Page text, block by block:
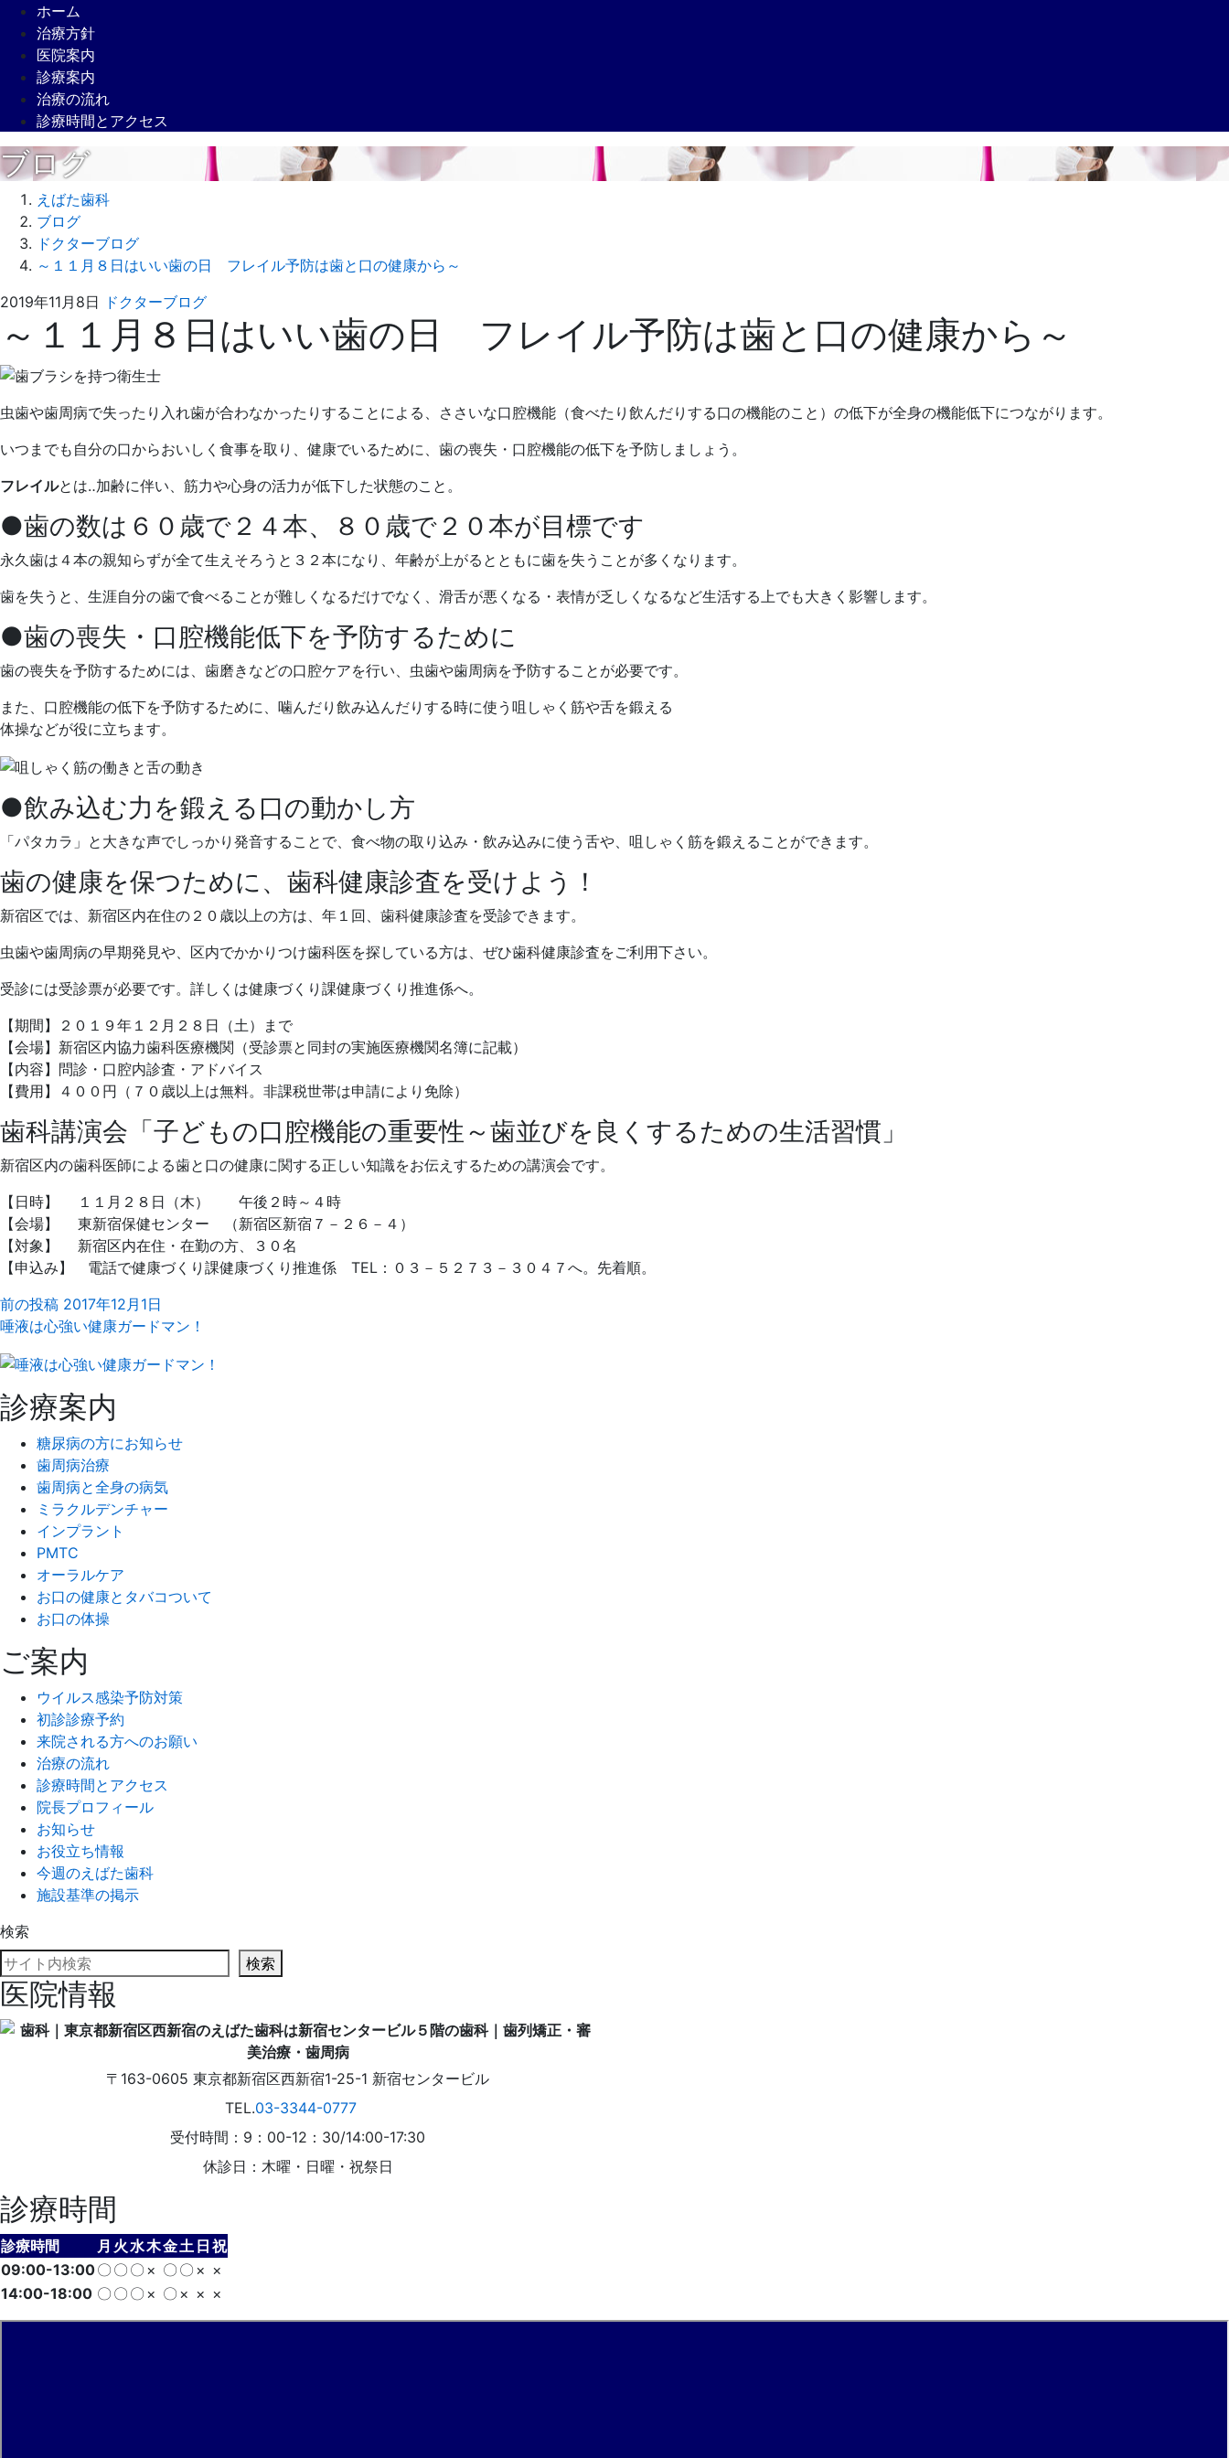
ホーム
治療方針
医院案内
診療案内
治療の流れ
診療時間とアクセス
ブログ
えばた歯科
ブログ
ドクターブログ
～１１月８日はいい歯の日 フレイル予防は歯と口の健康から～
2019年11月8日 ドクターブログ2021
年
4
日
え
ば
た
～１１月８日はいい歯の日 フレイル予防は歯と口の健康から～
虫歯や歯周病で失ったり入れ歯が合わなかったりすることによる、ささいな口腔機能（食べたり飲んだりする口の機能のこと）の低下が全身の機能低下につながります。
いつまでも自分の口からおいしく食事を取り、健康でいるために、歯の喪失・口腔機能の低下を予防しましょう。
フレイルとは‥加齢に伴い、筋力や心身の活力が低下した状態のこと。
●歯の数は６０歳で２４本、８０歳で２０本が目標です
永久歯は４本の親知らずが全て生えそろうと３２本になり、年齢が上がるとともに歯を失うことが多くなります。
歯を失うと、生涯自分の歯で食べることが難しくなるだけでなく、滑舌が悪くなる・表情が乏しくなるなど生活する上でも大きく影響します。
●歯の喪失・口腔機能低下を予防するために
歯の喪失を予防するためには、歯磨きなどの口腔ケアを行い、虫歯や歯周病を予防することが必要です。
また、口腔機能の低下を予防するために、噛んだり飲み込んだりする時に使う咀しゃく筋や舌を鍛える
体操などが役に立ちます。
●飲み込む力を鍛える口の動かし方
「パタカラ」と大きな声でしっかり発音することで、食べ物の取り込み・飲み込みに使う舌や、咀しゃく筋を鍛えることができます。
歯の健康を保つために、歯科健康診査を受けよう！
新宿区では、新宿区内在住の２０歳以上の方は、年１回、歯科健康診査を受診できます。
虫歯や歯周病の早期発見や、区内でかかりつけ歯科医を探している方は、ぜひ歯科健康診査をご利用下さい。
受診には受診票が必要です。詳しくは健康づくり課健康づくり推進係へ。
【期間】２０１９年１２月２８日（土）まで
【会場】新宿区内協力歯科医療機関（受診票と同封の実施医療機関名簿に記載）
【内容】問診・口腔内診査・アドバイス
【費用】４００円（７０歳以上は無料。非課税世帯は申請により免除）
歯科講演会「子どもの口腔機能の重要性～歯並びを良くするための生活習慣」
新宿区内の歯科医師による歯と口の健康に関する正しい知識をお伝えするための講演会です。
【日時】 １１月２８日（木） 午後２時～４時
【会場】 東新宿保健センター （新宿区新宿７－２６－４）
【対象】 新宿区内在住・在勤の方、３０名
【申込み】 電話で健康づくり課健康づくり推進係 TEL：０３－５２７３－３０４７へ。先着順。
前の投稿 2017年12月1日
唾液は心強い健康ガードマン！
診療案内
糖尿病の方にお知らせ
歯周病治療
歯周病と全身の病気
ミラクルデンチャー
インプラント
PMTC
オーラルケア
お口の健康とタバコついて
お口の体操
ご案内
ウイルス感染予防対策
初診診療予約
来院される方へのお願い
治療の流れ
診療時間とアクセス
院長プロフィール
お知らせ
お役立ち情報
今週のえばた歯科
施設基準の掲示
検索
検索
医院情報
〒163-0605東京都新宿区西新宿1-25-1 新宿センタービル
TEL.03-3344-0777
受付時間：9：00-12：30/14:00-17:30
休診日：木曜・日曜・祝祭日
診療時間
診療時間 月 火 水木金土 日 祝
09:00-13:00〇 〇 〇 × 〇 〇 × ×
14:00-18:00 〇 〇 〇 × 〇 × × ×